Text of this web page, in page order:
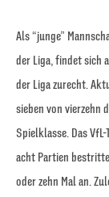
Als “junge”
der Liga, findet sich
der Liga zurecht.
sieben von vierzehn
Spielklasse. Das
acht Partien
oder zehn Mal an.